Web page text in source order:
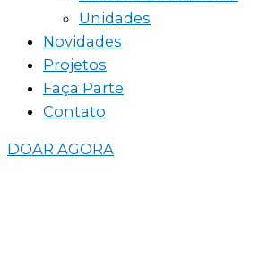
Unidades
Novidades
Projetos
Faça Parte
Contato
DOAR AGORA